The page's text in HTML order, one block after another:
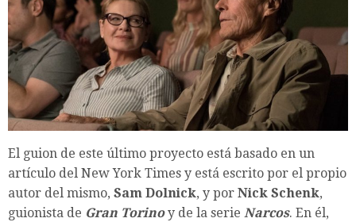
El guion de este último proyecto está basado en un
artículo del New York Times y está escrito por el propio
autor del mismo, Sam Dolnick, y por Nick Schenk,
guionista de Gran Torinoy de la serie Narcos. En él,